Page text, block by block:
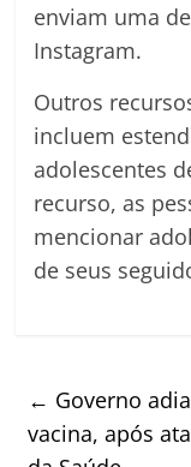
enviam uma
Instagram.
Outros
incluem
adolescentes
recurso, as
mencionar
de seus
← Governo
vacina, após